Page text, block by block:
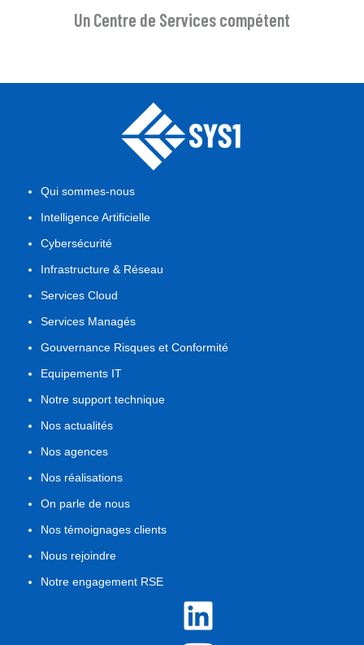
Un Centre de Services compétent
Qui sommes-nous
Intelligence Artificielle
Cybersécurité
Infrastructure & Réseau
Services Cloud
Services Managés
Gouvernance Risques et Conformité
Equipements IT
Notre support technique
Nos actualités
Nos agences
Nos réalisations
On parle de nous
Nos témoignages clients
Nous rejoindre
Notre engagement RSE